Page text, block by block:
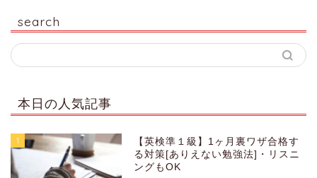
search
本日の人気記事
1
【英検準１級】1ヶ月裏ワザ合格す
る対策[ありえない勉強法]・リスニ
ングもOK